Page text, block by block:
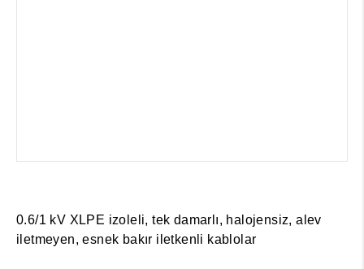
0.6/1 kV XLPE izoleli, tek damarlı, halojensiz, alev
iletmeyen, esnek bakır iletkenli kablolar